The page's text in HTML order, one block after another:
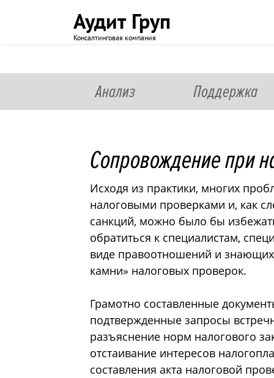
Аудит Груп
Консалтинговая компания
Анализ Поддержка
Сопровождение при
Исходя из практики, многих
налоговыми проверками и, как
санкций, можно было бы
обратиться к специалистам,
виде правоотношений и
камни» налоговых проверок.
Грамотно составленные
подтвержденные запросы
разъяснение норм налогового
отстаивание интересов
составления акта налоговой